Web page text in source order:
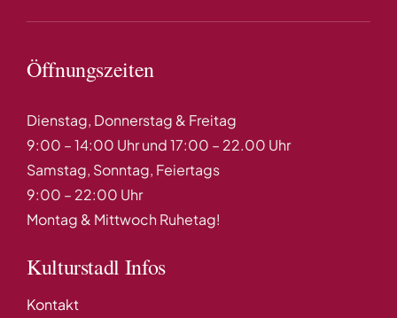
Öffnungszeiten
Dienstag, Donnerstag & Freitag
9:00 – 14:00 Uhr und 17:00 – 22.00 Uhr
Samstag, Sonntag, Feiertags
9:00 – 22:00 Uhr
Montag & Mittwoch Ruhetag!
Kulturstadl Infos
Kontakt